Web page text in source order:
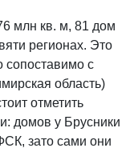
млн кв. м, 81 дом
регионах. Это
сопоставимо с
область)
отметить
домов у Брусники
зато сами они